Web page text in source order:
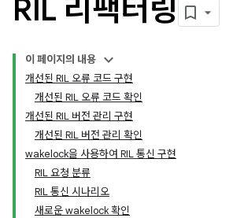
RIL 리팩터링
이 페이지의 내용
개선된 RIL 오류 코드 구현
개선된 RIL 오류 코드 확인
개선된 RIL 버전 관리 구현
개선된 RIL 버전 관리 확인
wakelock을 사용하여 RIL 통신 구현
RIL 요청 분류
RIL 통신 시나리오
새로운 wakelock 확인